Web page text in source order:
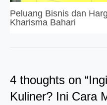
Peluang Bisnis dan
Kharisma Bahari
4 thoughts on
Kuliner? Ini Cara